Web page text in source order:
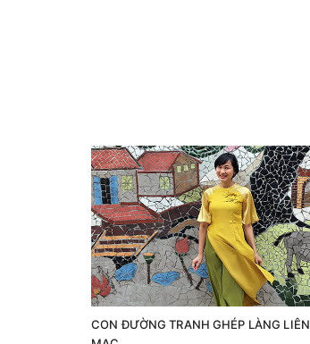
CON ĐƯỜNG TRANH GHÉP LÀNG LIÊN